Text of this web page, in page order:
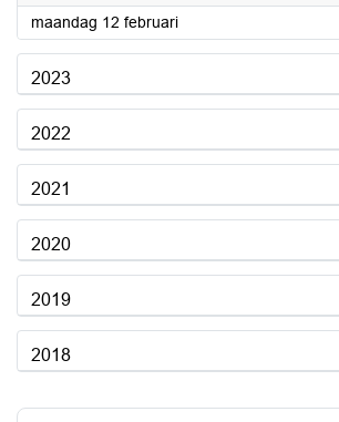
maandag 12 februari2024
2023
2022
2021
2020
2019
2018